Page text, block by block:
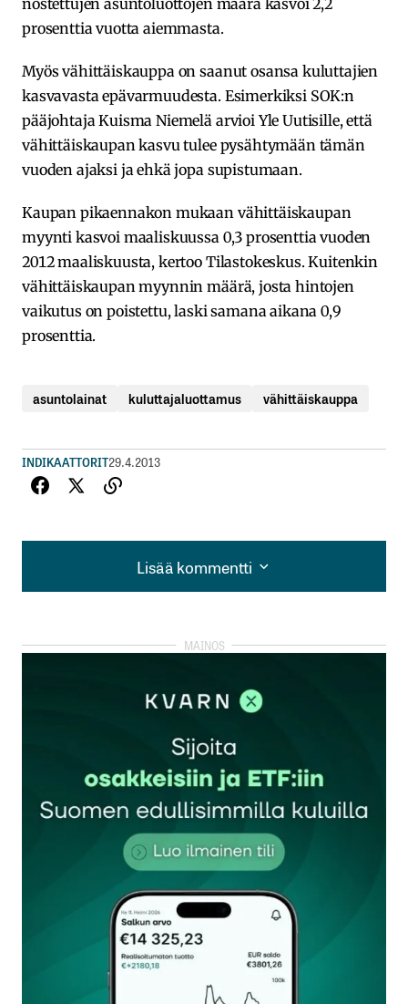
nostettujen asuntoluottojen määrä kasvoi 2,2
prosenttia vuotta aiemmasta.
Myös vähittäiskauppa on saanut osansa kuluttajien
kasvavasta epävarmuudesta. Esimerkiksi SOK:n
pääjohtaja Kuisma Niemelä arvioi Yle Uutisille, että
vähittäiskaupan kasvu tulee pysähtymään tämän
vuoden ajaksi ja ehkä jopa supistumaan.
Kaupan pikaennakon mukaan vähittäiskaupan
myynti kasvoi maaliskuussa 0,3 prosenttia vuoden
2012 maaliskuusta, kertoo Tilastokeskus. Kuitenkin
vähittäiskaupan myynnin määrä, josta hintojen
vaikutus on poistettu, laski samana aikana 0,9
prosenttia.
asuntolainat kuluttajaluottamus vähittäiskauppa
INDIKAATTORIT29.4.2013
Lisää kommentti
Lisää kommentti
kirjautua
rekisteröityä
Sähköpostiosoitettasi ei julkaista.Pakolliset
kentät on merkitty*
Kommentti*